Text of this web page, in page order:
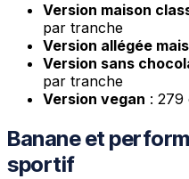
Version maison
par tranche
Version allégée
Version sans
par tranche
Version vegan : 279
Banane et
sportif